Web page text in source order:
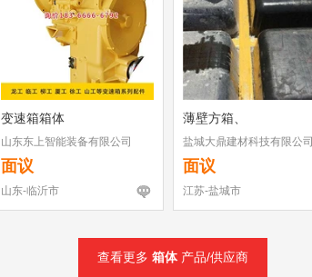
变速箱箱体
山东东上智能装备有限公司
面议
山东-临沂市
薄壁方箱、
盐城大鼎建材科技有限公司
面议
江苏-盐城市
查看更多 箱体产品/供应商